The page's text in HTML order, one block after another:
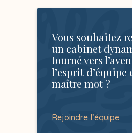
Vous souhaitez
un cabinet
tourné vers
l’esprit d’équipe
maître mot ?
Rejoindre l’équipe